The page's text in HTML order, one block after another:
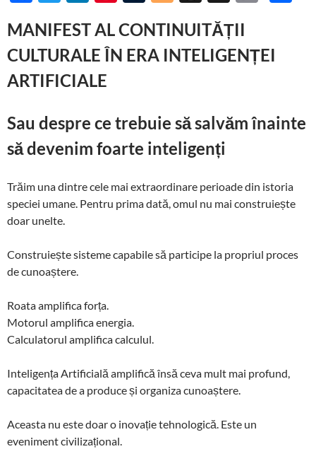
e
b
o
k
itt
er
k
e
dI
er
es
m
bl
gg
er
hr
e
a
a
p
at
y
k
MANIFEST AL CONTINUITĂȚII
CULTURALE ÎN ERA INTELIGENȚEI
ARTIFICIALE
Sau despre ce trebuie să salvăm înainte
să devenim foarte inteligenți
Trăim una dintre cele mai extraordinare perioade din istoria
speciei umane. Pentru prima dată, omul nu mai construiește
doar unelte.
Construiește sisteme capabile să participe la propriul proces
de cunoaștere.
Roata amplifica forța.
Motorul amplifica energia.
Calculatorul amplifica calculul.
Inteligența Artificială amplifică însă ceva mult mai profund,
capacitatea de a produce și organiza cunoaștere.
Aceasta nu este doar o inovație tehnologică. Este un
eveniment civilizațional.